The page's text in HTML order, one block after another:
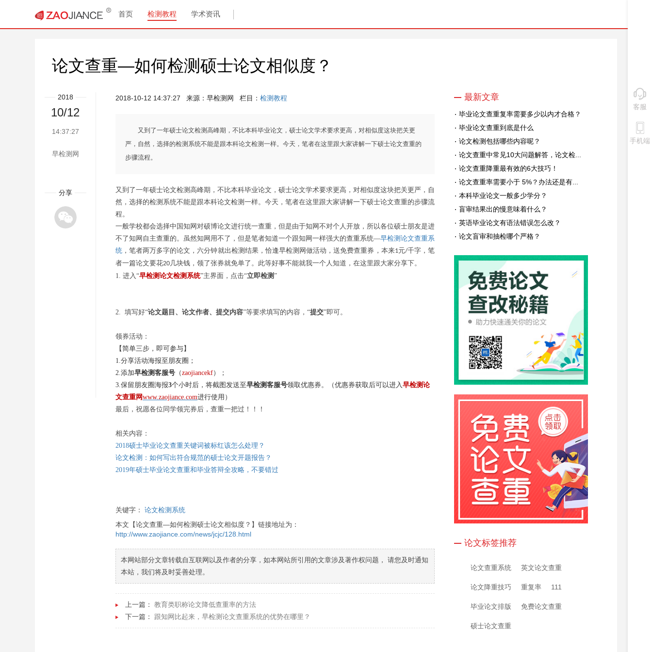
首页 检测教程 学术资讯
论文查重—如何检测硕士论文相似度？
2018
10/12
14:37:27
早检测网
分享
2018-10-12 14:37:27 来源： 早检测网 栏目： 检测教程
又到了一年硕士论文检测高峰期，不比本科毕业论文，硕士论文学术要求更高，对相似度这块把关更
严，自然，选择的检测系统不能是跟本科论文检测一样。今天，笔者在这里跟大家讲解一下硕士论文查重的
步骤流程。
又到了一年硕士论文检测高峰期，不比本科毕业论文，硕士论文学术要求更高，对相似度这块把关更严，自
然，选择的检测系统不能是跟本科论文检测一样。今天，笔者在这里跟大家讲解一下硕士论文查重的步骤流
程。
一般学校都会选择中国知网对硕博论文进行统一查重，但是由于知网不对个人开放，所以各位硕士朋友是进
不了知网自主查重的。虽然知网用不了，但是笔者知道一个跟知网一样强大的查重系统—早检测论文查重系
统，笔者两万多字的论文，六分钟就出检测结果，恰逢早检测网做活动，送免费查重券，本来1元/千字，笔
者一篇论文要花20几块钱，领了张券就免单了。此等好事不能就我一个人知道，在这里跟大家分享下。
1. 进入“早检测论文检测系统”主界面，点击“立即检测”
2. 填写好“论文题目、论文作者、提交内容”等要求填写的内容，“提交”即可。
领券活动：
【简单三步，即可参与】
1.分享活动海报至朋友圈；
2.添加早检测客服号（zaojiancekf）；
3.保留朋友圈海报3个小时后，将截图发送至早检测客服号领取优惠券。（优惠券获取后可以进入早检测论
文查重网www.zaojiance.com进行使用）
最后，祝愿各位同学领完券后，查重一把过！！！
相关内容：
2018硕士毕业论文查重关键词被标红该怎么处理？
论文检测：如何写出符合规范的硕士论文开题报告？
2019年硕士毕业论文查重和毕业答辩全攻略，不要错过
关键字： 论文检测系统
本文【论文查重—如何检测硕士论文相似度？】链接地址为：
http://www.zaojiance.com/news/jcjc/128.html
本网站部分文章转载自互联网以及作者的分享，如本网站所引用的文章涉及著作权问题， 请您及时通知
本站，我们将及时妥善处理。
上一篇： 教育类职称论文降低查重率的方法
下一篇： 跟知网比起来，早检测论文查重系统的优势在哪里？
最新文章
毕业论文查重复率需要多少以内才合格？
毕业论文查重到底是什么
论文检测包括哪些内容呢？
论文查重中常见10大问题解答，论文检...
论文查重降重最有效的6大技巧！
论文查重率需要小于 5%？办法还是有...
本科毕业论文一般多少学分？
盲审结果出的慢意味着什么？
英语毕业论文有语法错误怎么改？
论文盲审和抽检哪个严格？
论文标签推荐
论文查重系统 英文论文查重
论文降重技巧 重复率 111
毕业论文排版 免费论文查重
硕士论文查重
客服
手机端